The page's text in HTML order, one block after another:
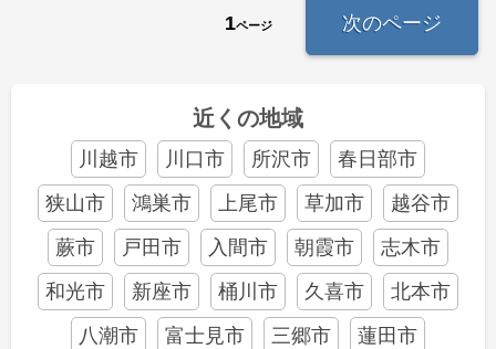
1ページ 次のページ
近くの地域
川越市 川口市 所沢市
春日部市
狭山市
鴻巣市 上尾市 草加市
越谷市
蕨市
戸田市 入間市 朝霞市
志木市
和光市
新座市 桶川市 久喜市
北本市
八潮市
富士見市 三郷市
蓮田市